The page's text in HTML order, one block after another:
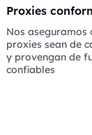
Proxies
Nos aseguramos
proxies sean de
y provengan de
confiables